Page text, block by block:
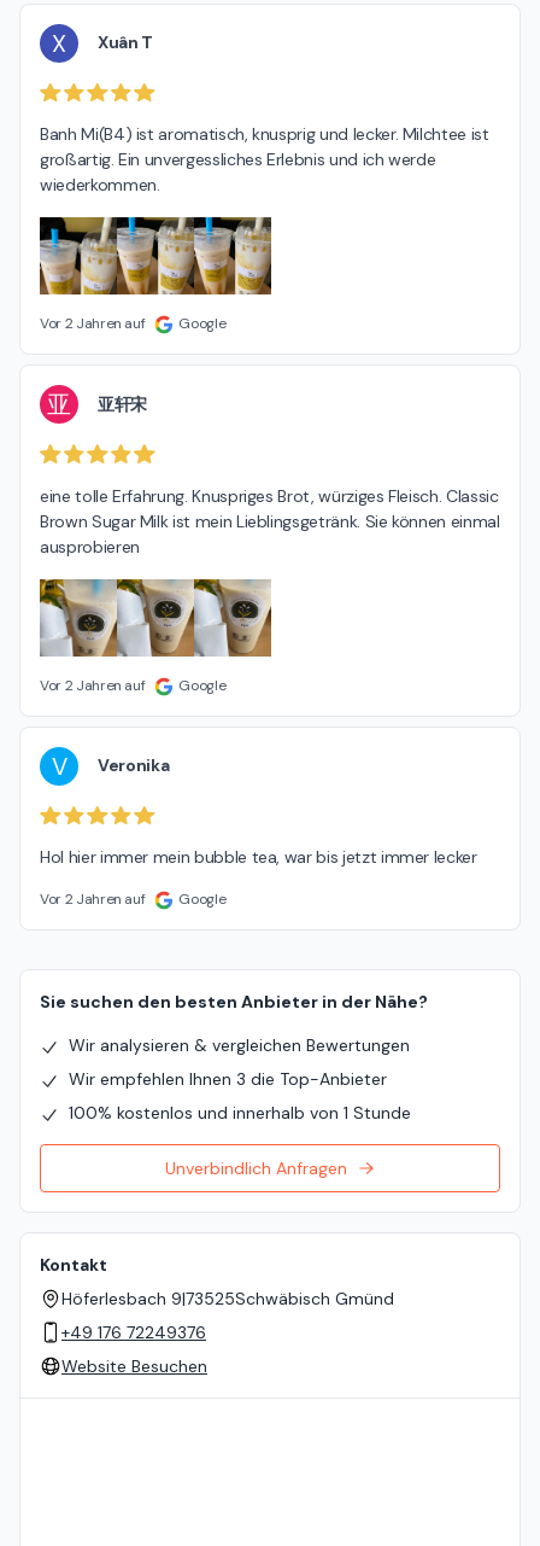
X Xuân T
Banh Mi(B4) ist aromatisch, knusprig und lecker. Milchtee ist
großartig. Ein unvergessliches Erlebnis und ich werde
wiederkommen.
Vor 2 Jahren auf Google
亚 亚轩宋
eine tolle Erfahrung. Knuspriges Brot, würziges Fleisch. Classic
Brown Sugar Milk ist mein Lieblingsgetränk. Sie können einmal
ausprobieren
Vor 2 Jahren auf Google
V Veronika
Hol hier immer mein bubble tea, war bis jetzt immer lecker
Vor 2 Jahren auf Google
Sie suchen den besten Anbieter in der Nähe?
Wir analysieren & vergleichen Bewertungen
Wir empfehlen Ihnen 3 die Top-Anbieter
100% kostenlos und innerhalb von 1 Stunde
Unverbindlich Anfragen
Kontakt
Höferlesbach 9|73525Schwäbisch Gmünd
+49 176 72249376
Website Besuchen